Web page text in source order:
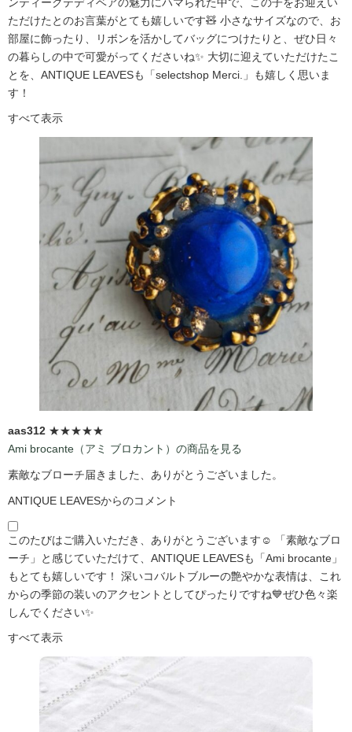
ただけたとのお言葉がとても嬉しいです🧸 小さなサイズなので、お
部屋に飾ったり、リボンを活かしてバッグにつけたりと、ぜひ日々
の暮らしの中で可愛がってくださいね✨ 大切に迎えていただけたこ
とを、ANTIQUE LEAVESも「selectshop Merci.」も嬉しく思いま
す！
すべて表示
aas312 ★★★★★
Ami brocante（アミ ブロカント）の商品を見る
素敵なブローチ届きました、ありがとうございました。
ANTIQUE LEAVESからのコメント
このたびはご購入いただき、ありがとうございます☺️ 「素敵なブロ
ーチ」と感じていただけて、ANTIQUE LEAVESも「Ami brocante」
もとても嬉しいです！ 深いコバルトブルーの艶やかな表情は、これ
からの季節の装いのアクセントとしてぴったりですね💙ぜひ色々楽
しんでください✨
すべて表示